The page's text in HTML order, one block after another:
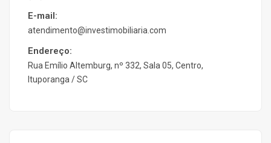
E-mail:
atendimento@investimobiliaria.com
Endereço:
Rua Emílio Altemburg, nº 332, Sala 05, Centro,
Ituporanga / SC